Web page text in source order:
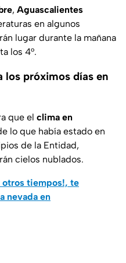
, Aguascalientes
en algunos
lugar durante la mañana
los 4°.
los próximos días en
que el clima en
lo que había estado en
de la Entidad,
cielos nublados.
otros tiempos!, te
nevada en